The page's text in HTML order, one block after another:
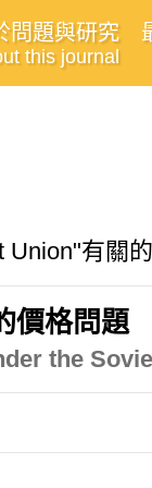
問題與研究
this journal
Union"有關
價格問題
the